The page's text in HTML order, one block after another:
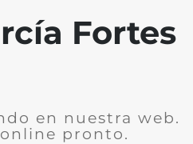
Fortes
en nuestra web.
pronto.